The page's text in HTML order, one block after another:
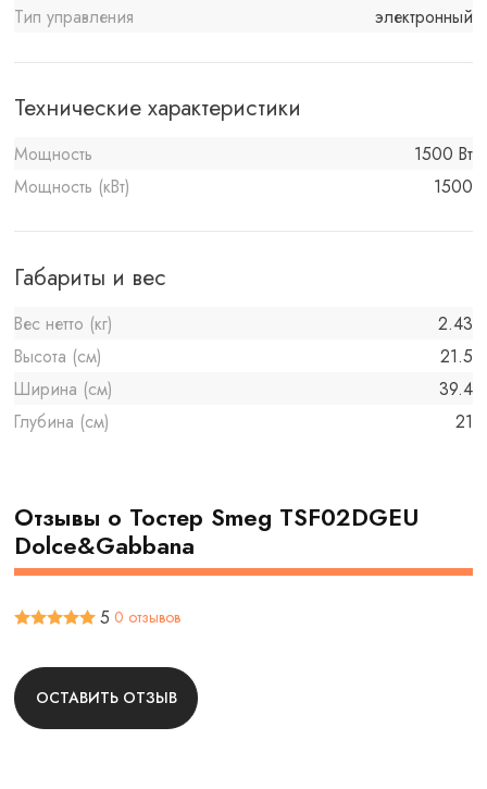
Тип управления электронный
Технические характеристики
Мощность
1500 Вт
Мощность (кВт)
1500
Габариты и вес
Вес нетто (кг)
2.43
Высота (см)
21.5
Ширина (см)
39.4
Глубина (см)
21
Отзывы о Тостер Smeg TSF02DGEU
Dolce&Gabbana
5 0 отзывов
ОСТАВИТЬ ОТЗЫВ